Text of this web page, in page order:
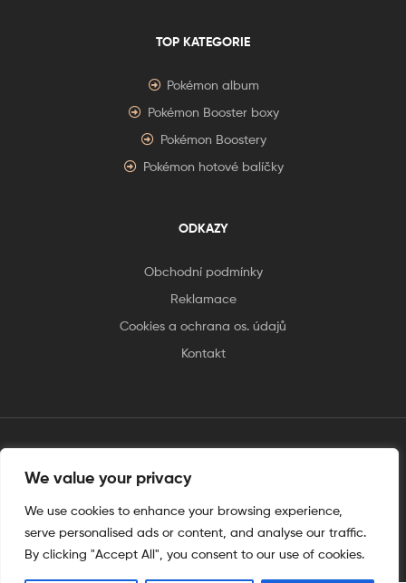
We value your privacy
We use cookies to enhance your browsing experience,
serve personalised ads or content, and analyse our traffic.
By clicking "Accept All", you consent to our use of cookies.
TOP KATEGORIE
Pokémon album
Pokémon Booster boxy
Pokémon Boostery
Pokémon hotové balíčky
ODKAZY
Obchodní podmínky
Reklamace
Cookies a ochrana os. údajů
Kontakt
tento web je vytvořen úplnějinak